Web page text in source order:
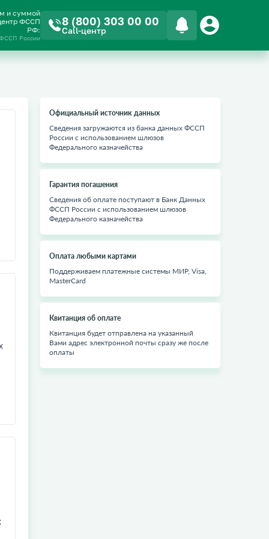
и суммой
ФССП
РФ:
России
8 (800) 303 00 00
Call-центр
Официальный источник данных
Сведения загружаются из банка данных ФССП
России с использованием шлюзов
Федерального казначейства
Гарантия погашения
Сведения об оплате поступают в Банк Данных
ФССП России с использованием шлюзов
Федерального казначейства
Оплата любыми картами
Поддерживаем платежные системы МИР, Visa,
MasterCard
Квитанция об оплате
Квитанция будет отправлена на указанный
Вами адрес электронной почты сразу же после
оплаты